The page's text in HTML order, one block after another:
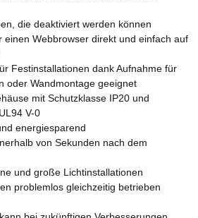
die deaktiviert werden können
einen Webbrowser direkt und einfach auf
Festinstallationen dank Aufnahme für
oder Wandmontage geeignet
mit Schutzklasse IP20 und
V-0
energiesparend
von Sekunden nach dem
und große Lichtinstallationen
problemlos gleichzeitig betrieben